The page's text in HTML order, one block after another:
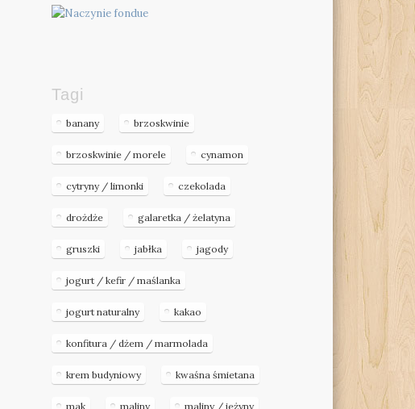
Tagi
banany brzoskwinie
brzoskwinie / morele cynamon
cytryny / limonki czekolada
drożdże galaretka / żelatyna
gruszki jabłka jagody
jogurt / kefir / maślanka
jogurt naturalny kakao
konfitura / dżem / marmolada
krem budyniowy kwaśna śmietana
mak maliny maliny / jeżyny